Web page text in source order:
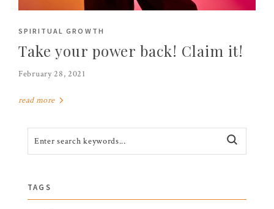
SPIRITUAL GROWTH
Take your power back! Claim it!
February 28, 2021
read more
TAGS